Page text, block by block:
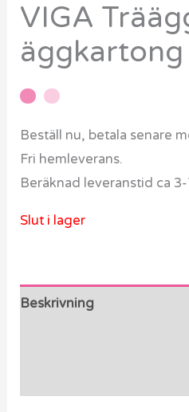
VIGA
äggkartong
Beställ nu, betala senare
Fri hemleverans.
Beräknad leveranstid ca
Slut i lager
Beskrivning